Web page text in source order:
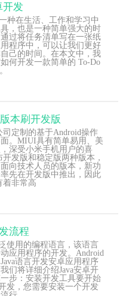
开发
种在生活、工作和学习中
，也是一种简单强大的时
过将任务清单写在一张纸
用程序中，可以让我们更好
己的时间。在本文中，我
何开发一款简单的 To-Do
本刷开发版
定制的基于Android操作
。MIUI具有简单易用、美
深受小米手机用户的喜
发版和稳定版两种版本，
向技术人员的版本，新功
先在开发版中推出，因此
着非常高
流程
使用的编程语言，该语言
应用程序的开发。Android
语言开发安卓应用程序
们将详细介绍Java安卓开
步：安装开发工具要开始
发，您需要安装一个开发